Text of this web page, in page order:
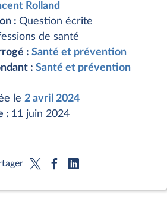
Rolland
: Question écrite
de santé
: Santé et prévention
: Santé et prévention
le 2 avril 2024
: 11 juin 2024